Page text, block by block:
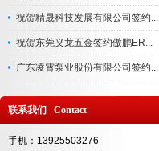
祝贺精晟科技发展有限公司签约...
祝贺东莞义龙五金签约傲鹏ER...
广东凌霄泵业股份有限公司签约...
联系我们 Contact
手机：13925503276